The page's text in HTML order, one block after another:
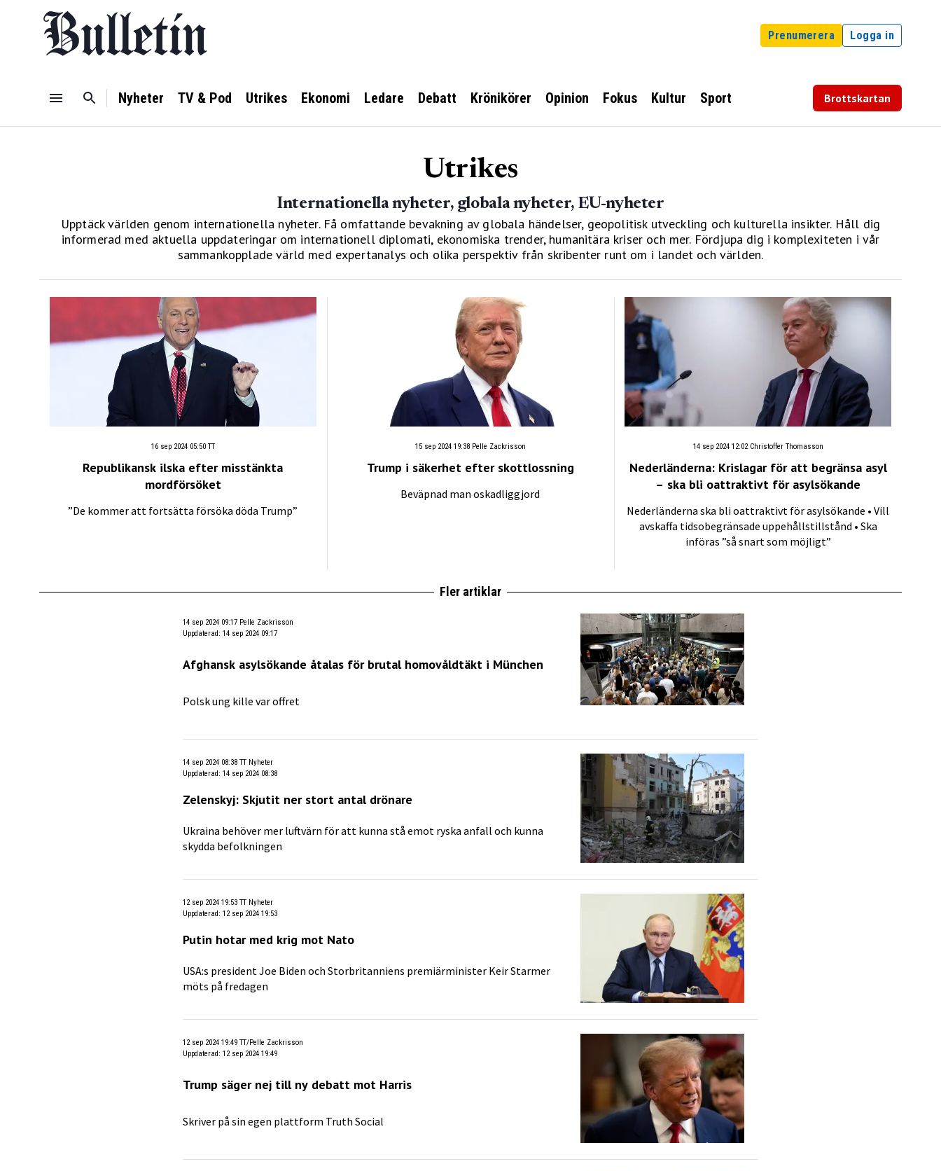
Prenumerera Logga in
Nyheter TV & Pod Utrikes Ekonomi Ledare Debatt Krönikörer Opinion Fokus Kultur Sport Brottskartan
Utrikes
Internationella nyheter, globala nyheter, EU-nyheter
Upptäck världen genom internationella nyheter. Få omfattande bevakning av globala händelser, geopolitisk utveckling och kulturella insikter. Håll dig
informerad med aktuella uppdateringar om internationell diplomati, ekonomiska trender, humanitära kriser och mer. Fördjupa dig i komplexiteten i vår
sammankopplade värld med expertanalys och olika perspektiv från skribenter runt om i landet och världen.
16 sep 2024 05:50 TT
Republikansk ilska efter misstänkta
mordförsöket
”De kommer att fortsätta försöka döda Trump”
15 sep 2024 19:38 Pelle Zackrisson
Trump i säkerhet efter skottlossning
Beväpnad man oskadliggjord
14 sep 2024 12:02 Christoffer Thomasson
Nederländerna: Krislagar för att begränsa asyl
– ska bli oattraktivt för asylsökande
Nederländerna ska bli oattraktivt för asylsökande • Vill
avskaffa tidsobegränsade uppehållstillstånd • Ska
införas ”så snart som möjligt”
Fler artiklar
14 sep 2024 09:17 Pelle Zackrisson
Uppdaterad:14 sep 2024 09:17
Afghansk asylsökande åtalas för brutal homovåldtäkt i München
Polsk ung kille var offret
14 sep 2024 08:38 TT Nyheter
Uppdaterad:14 sep 2024 08:38
Zelenskyj: Skjutit ner stort antal drönare
Ukraina behöver mer luftvärn för att kunna stå emot ryska anfall och kunna
skydda befolkningen
12 sep 2024 19:53 TT Nyheter
Uppdaterad:12 sep 2024 19:53
Putin hotar med krig mot Nato
USA:s president Joe Biden och Storbritanniens premiärminister Keir Starmer
möts på fredagen
12 sep 2024 19:49 TT/Pelle Zackrisson
Uppdaterad:12 sep 2024 19:49
Trump säger nej till ny debatt mot Harris
Skriver på sin egen plattform Truth Social